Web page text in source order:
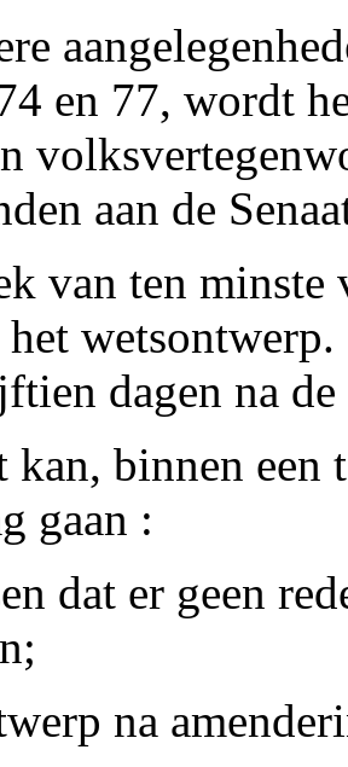
en 77, wordt
aan de
van ten
het
dagen na
kan, binnen
gaan :
dat er geen
na